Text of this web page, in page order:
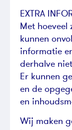
EXTRA
Met hoeveel
kunnen
informatie
derhalve
Er kunnen
en de
en
Wij maken